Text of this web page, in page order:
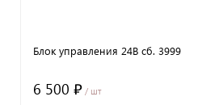
Блок управления 24В сб. 3999
6 500 ₽ / шт